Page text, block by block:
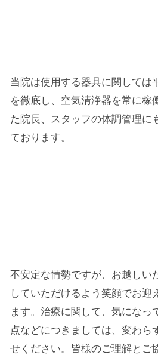
当院は使用する器具に関しては
を徹底し、空気清浄器を常に稼
た院長、スタッフの体調管理に
ております。
不安定な情勢ですが、お越しい
していただけるよう笑顔でお迎
ます。治療に関して、気になっ
点などにつきましては、変わら
せください。皆様のご理解とご